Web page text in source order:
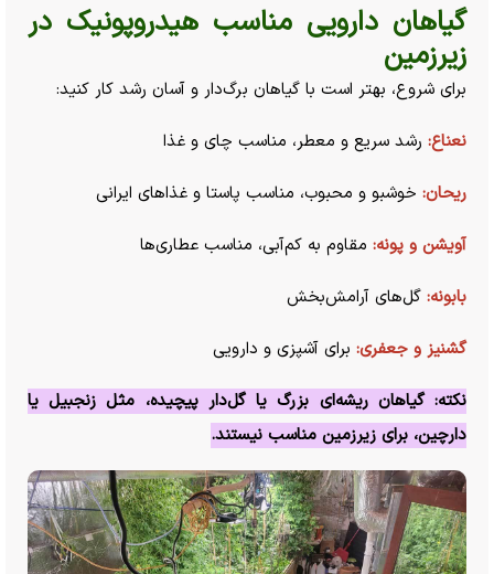
گیاهان دارویی مناسب هیدروپونیک در
زیرزمین
برای شروع، بهتر است با گیاهان برگ‌دار و آسان رشد کار کنید:
نعناع: رشد سریع و معطر، مناسب چای و غذا
ریحان: خوشبو و محبوب، مناسب پاستا و غذا‌های ایرانی
آویشن و پونه: مقاوم به کم‌آبی، مناسب عطاری‌ها
بابونه: گل‌های آرامش‌بخش
گشنیز و جعفری: برای آشپزی و دارویی
نکته: گیاهان ریشه‌ای بزرگ یا گل‌دار پیچیده، مثل زنجبیل یا
دارچین، برای زیرزمین مناسب نیستند.